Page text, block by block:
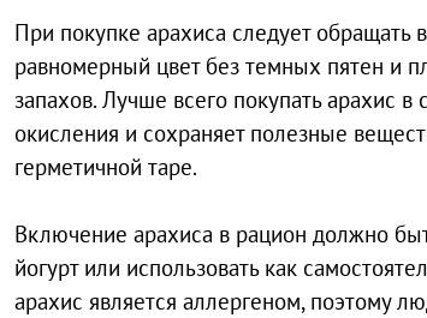
При покупке арахиса следует
равномерный цвет без темных пятен и
запахов. Лучше всего покупать арахис
окисления и сохраняет полезные
герметичной таре.
Включение арахиса в рацион должно
йогурт или использовать как
арахис является аллергеном, поэтому